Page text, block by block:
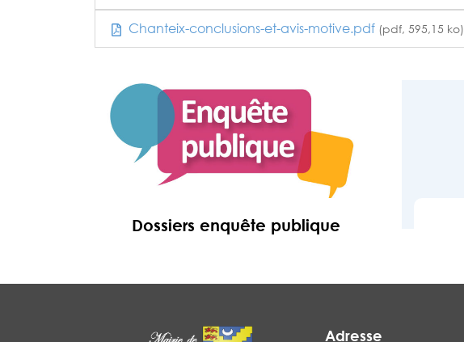
Chanteix-conclusions-et-avis-motive.pdf (pdf, 595,15 ko)
Dossiers enquête publique
Adresse